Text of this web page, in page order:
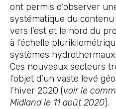
ont permis d’observer
systématique du
vers l’est et le nord du
à l’échelle
systèmes
Ces nouveaux secteurs
l’objet d’un vaste levé
l’hiver 2020 (voir le
Midland le 11 août 2020).